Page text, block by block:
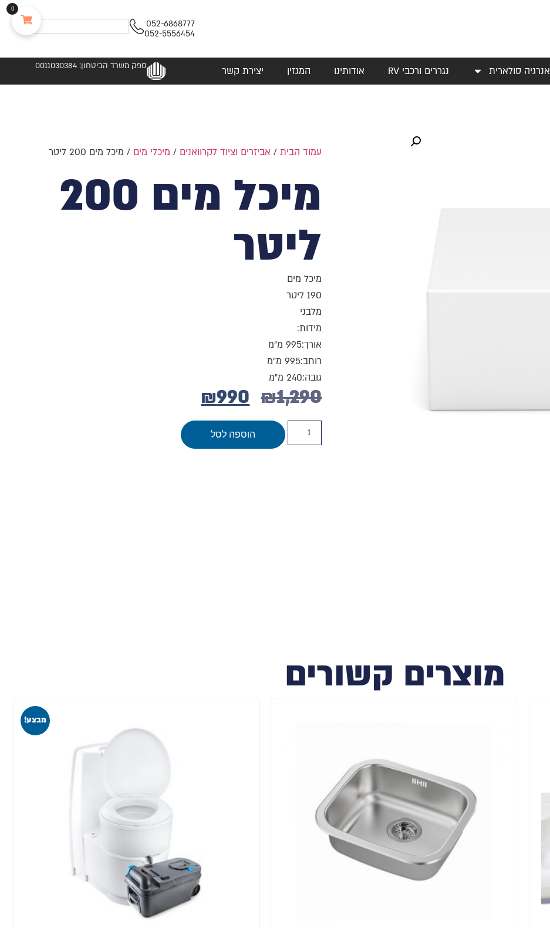
052-6868777
052-5556454
אנרגיה סולארית נגררים ורכבי RV אודותינו המגזין יצירת קשר ספק משרד הביטחון: 0011030384
עמוד הבית/ אביזרים וציוד לקרוואנים / מיכלי מים / מיכל מים 200 ליטר
מיכל מים 200
ליטר
מיכל מים
190 ליטר
מלבני
מידות:
אורך:995 מ"מ
רוחב:995 מ"מ
גובה:240 מ"מ
₪1,290
₪990
הוספה לסל
מוצרים קשורים
מבצע!
0